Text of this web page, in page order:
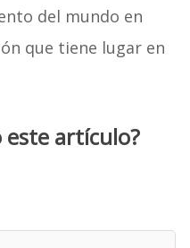
del mundo en
que tiene lugar en
este artículo?